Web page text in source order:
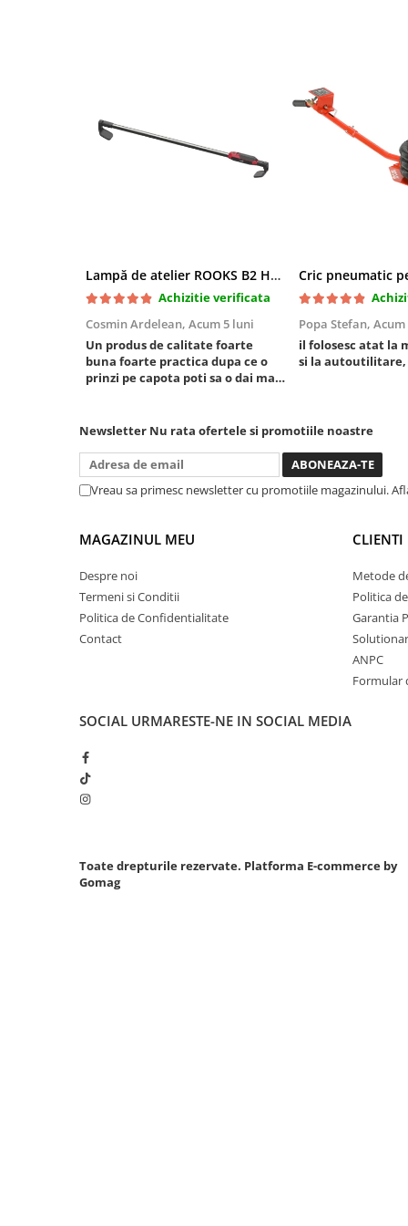
Scule pentru tinichigerie
Scule Pneumatice
Accesorii Pneumatice
Chei cu clichet
Compresoare
Filtre Pneumatice
Furtune Aer Comprimat
Pistoale de vopsit
Pistoale Pneumatice
Polizoare biax
Scule pentru nituit si capsat
Slefuitoare Pneumatice
Rulmenti,Bucsi si Extractoare
Sistem directie
Sisteme de ridicare si sustinere
Lampă de atelier ROOKS B2 HYBRID pentru capotă, 2000 lumeni, 5000 mAh
Achizitie verificata
Cosmin Ardelean, Acum 5 luni
Un produs de calitate foarte
buna foarte practica dupa ce o
prinzi pe capota poti sa o dai mai
baterie care tine destul de mult
dar daca o bagi la priza nu mai ai
treaba toata ziua ,ce...
Popa Stefan, Acum
il folosesc atat la
si la autoutilitare,
Newsletter Nu rata ofertele si promotiile noastre
Vreau sa primesc newsletter cu promotiile magazinului.
MAGAZINUL MEU
Despre noi
Termeni si Conditii
Politica de Confidentialitate
Contact
CLIENTI
Metode
Politica
Garantia
ANPC
Formular
SOCIAL URMARESTE-NE IN SOCIAL MEDIA
Toate drepturile rezervate. Platforma E-commerce by
Gomag